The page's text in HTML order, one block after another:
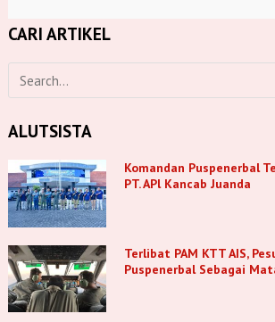
CARI ARTIKEL
ALUTSISTA
Komandan Puspenerbal
PT. APl Kancab Juanda
Terlibat PAM KTT AIS,
Puspenerbal Sebagai